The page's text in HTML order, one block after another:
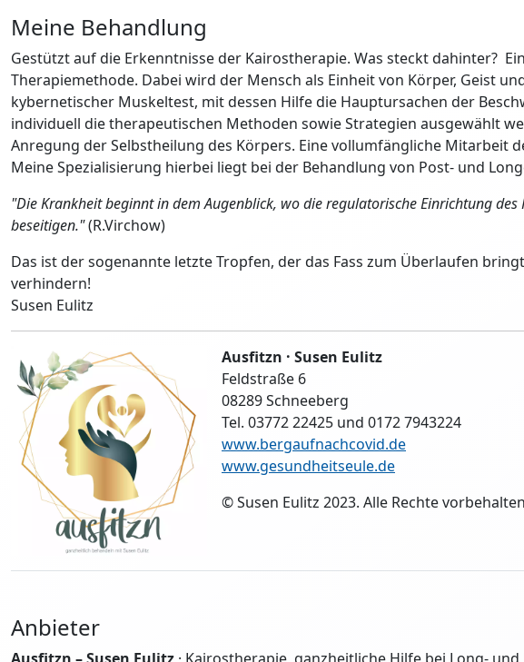
Meine Behandlung
Gestützt auf die Erkenntnisse der Kairostherapie. Was steckt dahinter?
Therapiemethode. Dabei wird der Mensch als Einheit von Körper, Geist
kybernetischer Muskeltest, mit dessen Hilfe die Hauptursachen der
individuell die therapeutischen Methoden sowie Strategien ausgewählt
Anregung der Selbstheilung des Körpers. Eine vollumfängliche Mitarbeit
Meine Spezialisierung hierbei liegt bei der Behandlung von Post- und
"Die Krankheit beginnt in dem Augenblick, wo die regulatorische Einrichtung
beseitigen."(R.Virchow)
Das ist der sogenannte letzte Tropfen, der das Fass zum Überlaufen
verhindern!
Susen Eulitz
Ausfitzn · Susen Eulitz
Feldstraße 6
08289 Schneeberg
Tel. 03772 22425 und 0172 7943224
www.bergaufnachcovid.de
www.gesundheitseule.de
© Susen Eulitz 2023. Alle Rechte
Anbieter